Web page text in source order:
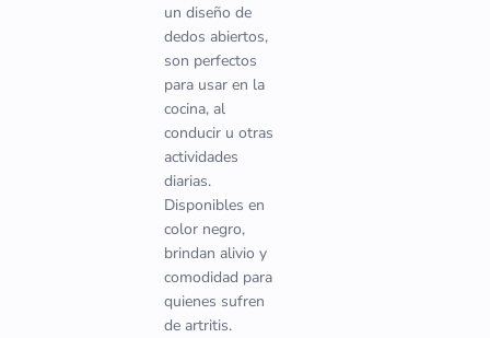
un diseño de
dedos abiertos,
son perfectos
para usar en la
cocina, al
conducir u otras
actividades
diarias.
Disponibles en
color negro,
brindan alivio y
comodidad para
quienes sufren
de artritis.